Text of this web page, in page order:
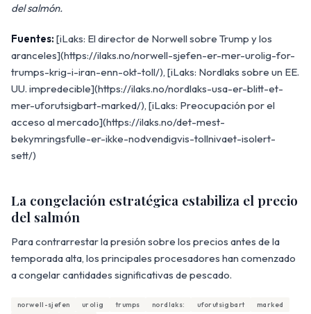
del salmón.
Fuentes: [iLaks: El director de Norwell sobre Trump y los
aranceles](https://ilaks.no/norwell-sjefen-er-mer-urolig-for-
trumps-krig-i-iran-enn-okt-toll/), [iLaks: Nordlaks sobre un EE.
UU. impredecible](https://ilaks.no/nordlaks-usa-er-blitt-et-
mer-uforutsigbart-marked/), [iLaks: Preocupación por el
acceso al mercado](https://ilaks.no/det-mest-
bekymringsfulle-er-ikke-nodvendigvis-tollnivaet-isolert-
sett/)
La congelación estratégica estabiliza el precio
del salmón
Para contrarrestar la presión sobre los precios antes de la
temporada alta, los principales procesadores han comenzado
a congelar cantidades significativas de pescado.
norwell-sjefen urolig trumps nordlaks: uforutsigbart
marked